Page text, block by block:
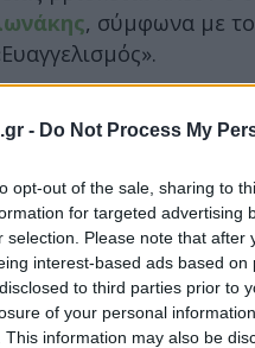
- Do Not Process My
opt-out of the sale, sharing to
for targeted advertising
selection. Please note that
interest-based ads based
to third parties prior to
of your personal
This information may also be
, σύμφωνα με το
«ο Υφυπουργός
11 Μαΐου 2026
σκόπιμη η
».
είχε υποστείρήξη
, κατά τη διάρκεια
στο Μέγαρο Μαξίμου.